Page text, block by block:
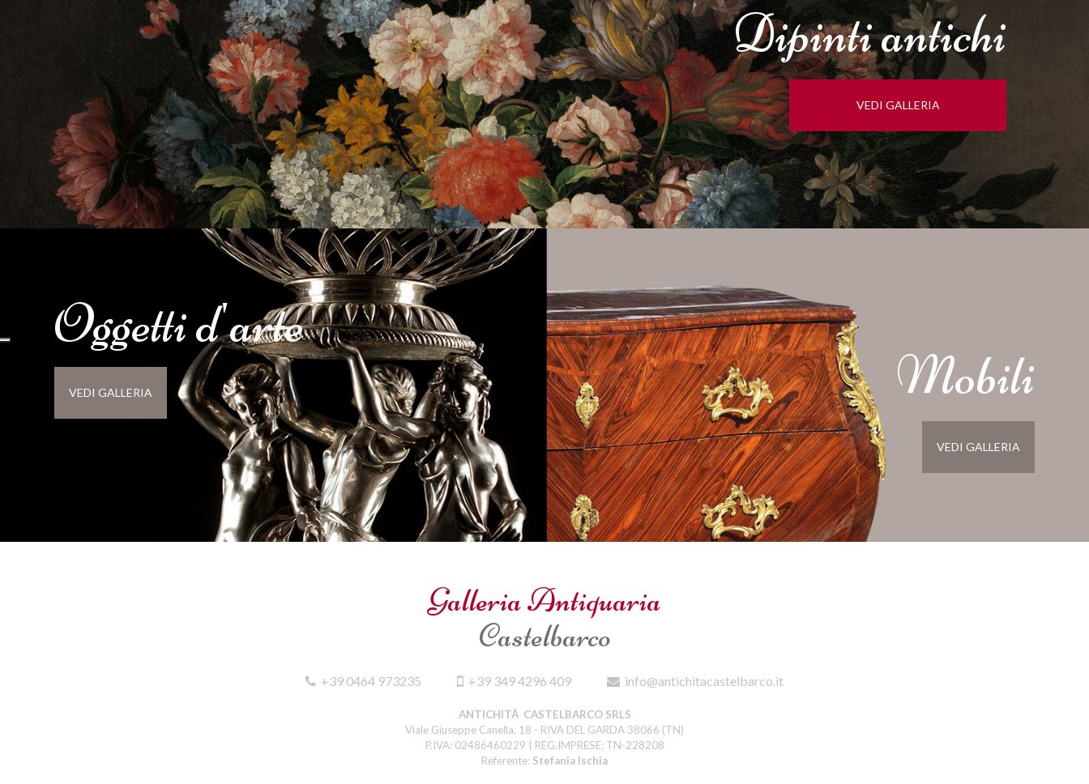
Dipintiantichi
VEDI GALLERIA
Oggetti d'arte
VEDI GALLERIA Mobili
VEDI GALLERIA
Galleria Antiquaria
Castelbarco
+39 0464 973235 +39 349 4296 409 info@antichitacastelbarco.it
ANTICHITÃ CASTELBARCO SRLS
Viale Giuseppe Canella, 18 - RIVA DEL GARDA 38066 (TN)
P.IVA: 02486460229 | REG.IMPRESE: TN-228208
Referente: Stefania Ischia